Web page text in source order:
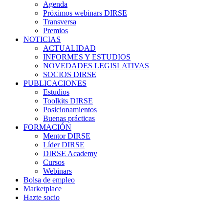
Agenda
Próximos webinars DIRSE
Transversa
Premios
NOTICIAS
ACTUALIDAD
INFORMES Y ESTUDIOS
NOVEDADES LEGISLATIVAS
SOCIOS DIRSE
PUBLICACIONES
Estudios
Toolkits DIRSE
Posicionamientos
Buenas prácticas
FORMACIÓN
Mentor DIRSE
Líder DIRSE
DIRSE Academy
Cursos
Webinars
Bolsa de empleo
Marketplace
Hazte socio